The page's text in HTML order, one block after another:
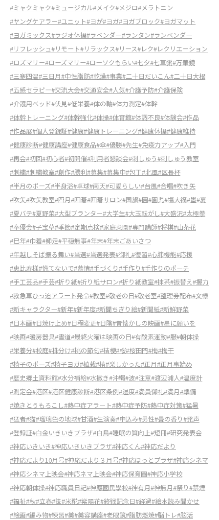
#ミャクミャク#ミュージカル#メイク#メジロ#メラトニン
#ヤングケアラー#ユニット#ヨが#ヨガ#ヨガブロック#ヨガマット
#ヨガミックス#ラジオ体操#ラベンダー#ランタン#ランベンダー
#リフレッシュ#リモート#リラックス#リース#レク#レクリエーション
#ロズマリー#ローズマリー#ローソクもらい#七夕#七草粥#万華鏡
#三寒四温#三日月#中性脂肪#乾燥#事業#二十日だいこん#二十日大根
#五感セラピー#交流大会#交通安全#人気#介護予防#介護保険
#介護用ベッド#伏見#低栄養#体の軸#体力測定#体幹
#体幹トレーニング#体幹強化#体操#体育館#体調不良#体験会#作品
#作品展#個人登録証#健康#健康トレーニング#健康体操#健康維持
#健康診断#健康講座#健康食品#傘#優勝#先生#免疫力アップ#入門
#再会#初回#初心者#初開催#利用者懇談会#刺しゅう#刺しゅう教室
#刺繍#刺繍教室#創作#勝利#募集#募集中#包丁#北風#区長杯
#半月のポーズ#半身浴#卓球#南天#可愛らしい#台風#合唱#吹き矢
#吹矢#吹矢教室#四月#囲碁#囲碁サロン#国旗#園#園児#塩大福#墨#夏
#夏バテ#夏野菜#大型プランター#大学生#大玉転がし#大盛況#太極拳
#奉優会#子宝草#季節#定期点検#家庭菜園#専門講師#将棋#山茶花
#巳年#巾着#師走#平穏無事#年末#年末ごあいさつ
#年越しそば振る舞い#当選#当選発表#御礼#復習#心肺機能#応援
#恵比寿様#慌てないで#慕情#手づくり#手作り#手作りのポーチ
#手工芸品#手芸#折り紙#折り紙サロン#折り紙教室#抹茶#振替え #握力
#救急車ひっ迫アラート発令#教室#敬老の日#敬老室#整理券配布#文様
#新キャラクター#新年#新年度#新聞ちぎり絵#新聞紙#新鮮野菜
#日本画#日焼け止め#日程変更#日陰#昔懐かしの映画#星に願いを
#映画#暖房器具#書道#最終火曜は映画の日#有酸素運動#服#朝体操
#栄養分#校庭#株分け#桃の節句#桔梗#桜#桜田門#梅#梅干
#椅子のポーズ#椅子ヨガ#植栽#椿#楽しかった#正月#正月事始め
#歴史郷土資料館#水分補給#水撒き#沖縄#波#注意#渡辺浦人#温度計
#測定会#港区#港区健康診断#港区条例#湿度#満員御礼#満月#準備
#焼きとうもろこし#熱中症アラート#熱中症予防#熱中症対策#猛暑
#猛者#猫#瑠璃色の地球#甘酒#生演奏#申込み#男性#畳の香り#発声
#登録証#白金いきいきプラザ#白鳥#睡眠の質向上#短冊#研究発表会
#神応いきいき#神応いきいきプラザ#神応くん#神応だより
#神応だより10月号#神応だより３月号#神応ほっとプラザ#神応シネマ
#神応シネマ上映会#神応ネマ上映会#神応保育園#神応小学校
#神応朝体操#神応職員日記#神應國民學校#神有月#神無月#祭り#禁煙
#福祉#秋#立春#笹#米糀#紫陽花#終戦記念日#経過#絵本読み聞かせ
#絵画#編み物#練習#美#美容講座#老眼鏡#脂肪燃焼#脳トレ#脳活